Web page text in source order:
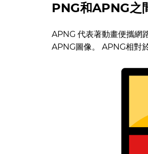
PNG和APNG之
APNG 代表著動畫便攜網
APNG圖像。 APNG相對